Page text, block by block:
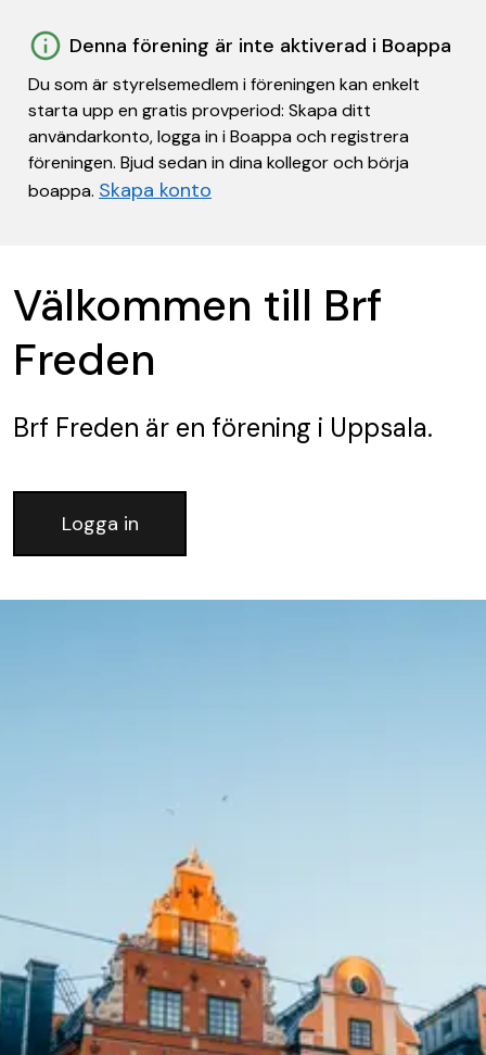
Denna förening är inte aktiverad i Boappa
Du som är styrelsemedlem i föreningen kan enkelt
starta upp en gratis provperiod: Skapa ditt
användarkonto, logga in i Boappa och registrera
föreningen. Bjud sedan in dina kollegor och börja
boappa. Skapa konto
Välkommen till Brf
Freden
Brf Freden är en förening i Uppsala.
Logga in